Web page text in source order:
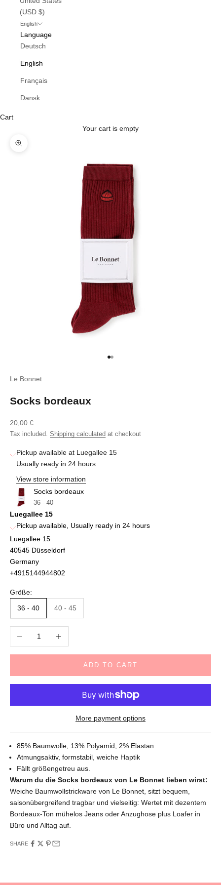
(USD $)
English
Language
Deutsch
English
Français
Dansk
Cart
Your cart is empty
Zoom picture
Go to item 1
Go to item 2
Le Bonnet
Socks bordeaux
Sale price
20,00 €
Tax included. Shipping calculated at checkout
Pickup available at Luegallee 15
Usually ready in 24 hours
View store information
Socks bordeaux
36 - 40
Luegallee 15
Pickup available, Usually ready in 24 hours
Luegallee 15
40545 Düsseldorf
Germany
+4915144944802
Größe:
36 - 40 40 - 45
Decrease quantity
ADD TO CART
More payment options
85% Baumwolle, 13% Polyamid, 2% Elastan
Atmungsaktiv, formstabil, weiche Haptik
Fällt größengetreu aus.
Warum du die Socks bordeaux von Le Bonnet lieben wirst:
Weiche Baumwollstrickware von Le Bonnet, sitzt bequem,
saisonübergreifend tragbar und vielseitig: Wertet mit dezentem
Bordeaux-Ton mühelos Jeans oder Anzughose plus Loafer in
Büro und Alltag auf.
SHARE